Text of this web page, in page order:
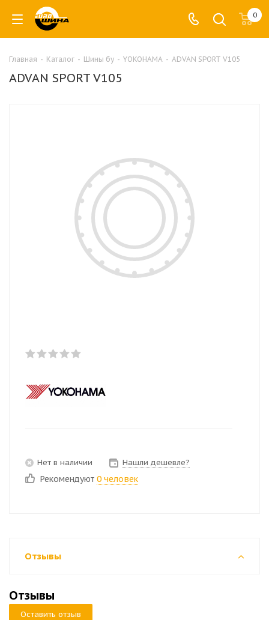
0
Главная - Каталог - Шины бу - YOKOHAMA - ADVAN SPORT V105
ADVAN SPORT V105
Нет в наличии Нашли дешевле?
Рекомендуют 0 человек
Отзывы
Отзывы
Оставить отзыв